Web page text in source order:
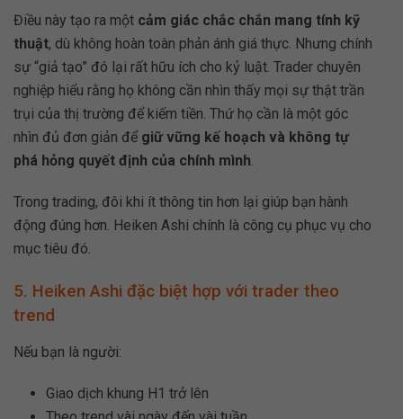
Điều này tạo ra một cảm giác chắc chắn mang tính kỹ
thuật, dù không hoàn toàn phản ánh giá thực. Nhưng chính
sự “giả tạo” đó lại rất hữu ích cho kỷ luật. Trader chuyên
nghiệp hiểu rằng họ không cần nhìn thấy mọi sự thật trần
trụi của thị trường để kiếm tiền. Thứ họ cần là một góc
nhìn đủ đơn giản để giữ vững kế hoạch và không tự
phá hỏng quyết định của chính mình
Trong trading, đôi khi ít thông tin hơn lại giúp bạn hành
động đúng hơn. Heiken Ashi chính là công cụ phục vụ cho
mục tiêu đó.
5. Heiken Ashi đặc biệt hợp với trader theo
trend
Nếu bạn là người:
Giao dịch khung H1 trở lên